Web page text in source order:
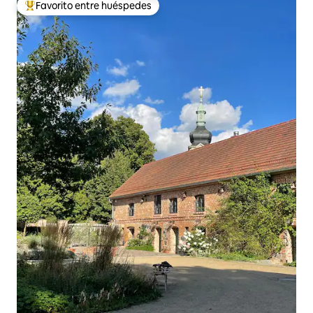
De los mejores en Favorito entre huéspedes
Favorito entre huéspedes